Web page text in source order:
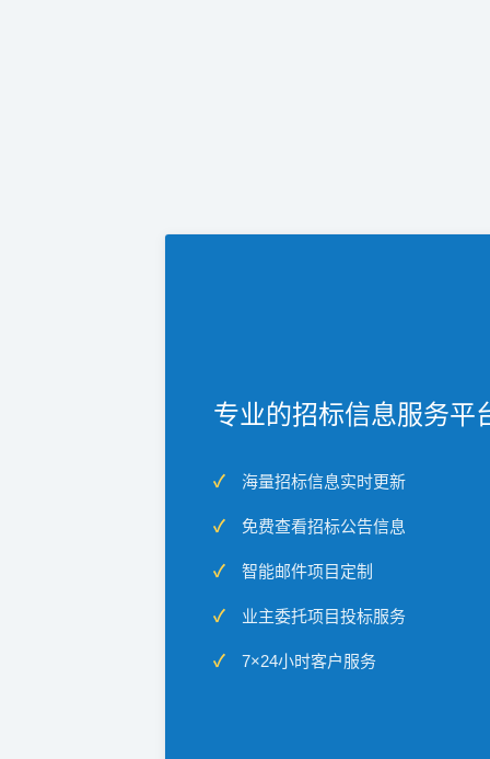
专业的招标信息服务平
海量招标信息实时更新
免费查看招标公告信息
智能邮件项目定制
业主委托项目投标服务
7×24小时客户服务